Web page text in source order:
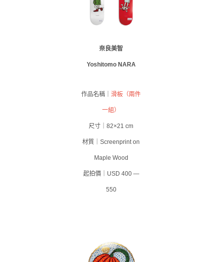
奈良美智
Yoshitomo NARA
作品名稱｜ 滑板（兩件
一組）
尺寸｜82×21 cm
材質｜Screenprint on
Maple Wood
起拍價｜USD 400 —
550